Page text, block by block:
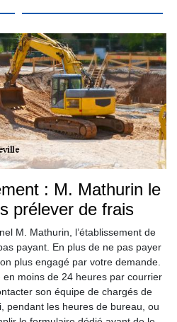
: M. Mathurin le
prélever de frais
M. Mathurin, l’établissement de
payant. En plus de ne pas payer
plus engagé par votre demande.
moins de 24 heures par courrier
son équipe de chargés de
pendant les heures de bureau, ou